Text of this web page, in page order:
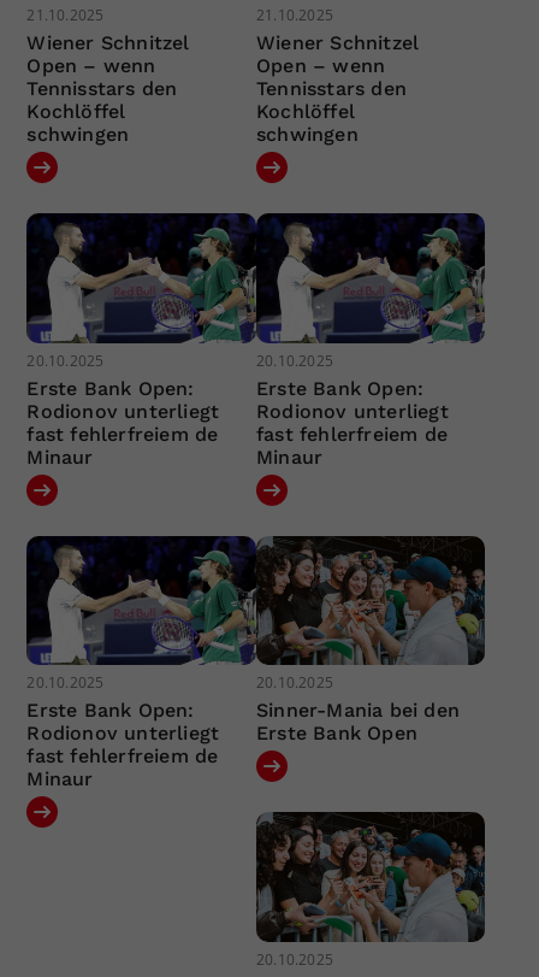
21.10.2025
Wiener Schnitzel
Open – wenn
Tennisstars den
Kochlöffel
schwingen
21.10.2025
Wiener Schnitzel
Open – wenn
Tennisstars den
Kochlöffel
schwingen
20.10.2025
Erste Bank Open:
Rodionov unterliegt
fast fehlerfreiem de
Minaur
20.10.2025
Erste Bank Open:
Rodionov unterliegt
fast fehlerfreiem de
Minaur
20.10.2025
Erste Bank Open:
Rodionov unterliegt
fast fehlerfreiem de
Minaur
20.10.2025
Sinner-Mania bei den
Erste Bank Open
20.10.2025